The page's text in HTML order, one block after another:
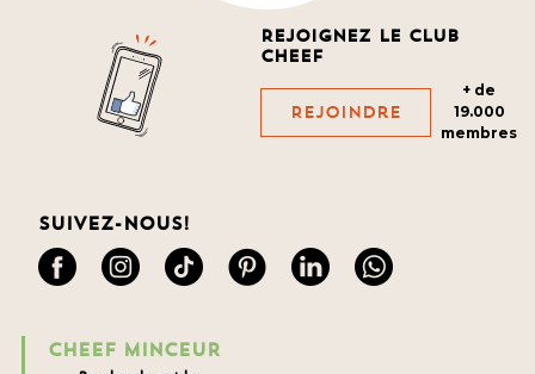
Rejoignez le club
cheef
Rejoindre
+ de
19.000
membres
Suivez-nous!
CHEEF MINCEUR